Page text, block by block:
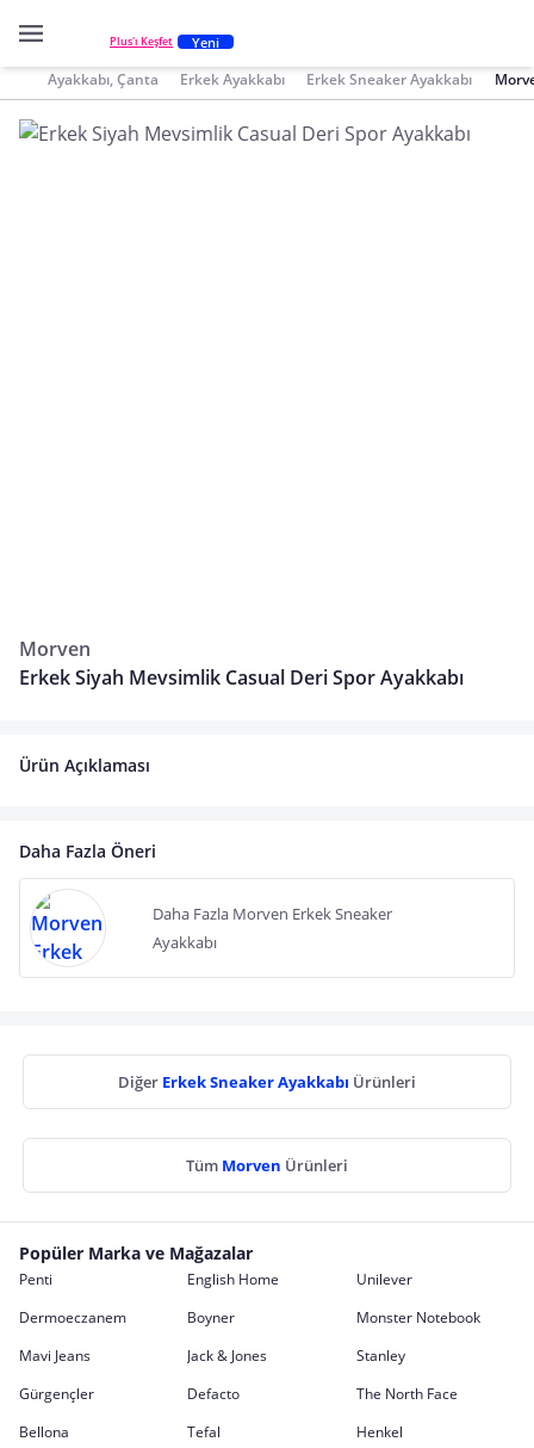
Plus'ı Keşfet Yeni
Ayakkabı, Çanta Erkek Ayakkabı Erkek Sneaker Ayakkabı
Morven
Erkek Siyah Mevsimlik Casual Deri Spor Ayakkabı
Ürün Açıklaması
Daha Fazla Öneri
Daha Fazla Morven Erkek Sneaker
Ayakkabı
Diğer Erkek Sneaker Ayakkabı Ürünleri
Tüm Morven Ürünleri
Popüler Marka ve Mağazalar
Penti English Home
Unilever
Dermoeczanem
Boyner
Monster Notebook
Mavi Jeans
Jack & Jones
Stanley
Gürgençler
Defacto
The North Face
Bellona
Tefal
Henkel